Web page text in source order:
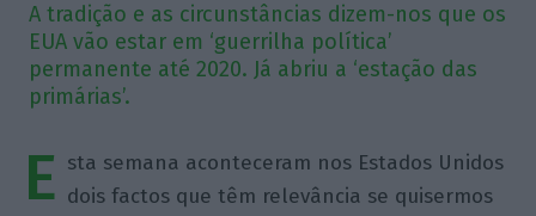
A tradição e as circunstâncias dizem-nos que os
EUA vão estar em ‘guerrilha política’
permanente até 2020. Já abriu a ‘estação das
primárias’.
E sta semana aconteceram nos Estados Unidos
dois factos que têm relevância se quisermos